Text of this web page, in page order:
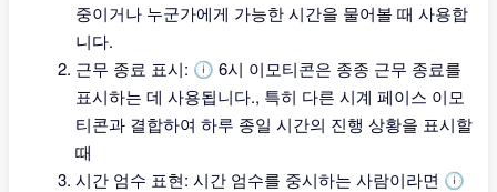
중이거나 누군가에게 가능한 시간을 물어볼 때 사용합
니다.
근무 종료 표시: 🕕 6시 이모티콘은 종종 근무 종료를
표시하는 데 사용됩니다., 특히 다른 시계 페이스 이모
티콘과 결합하여 하루 종일 시간의 진행 상황을 표시할
때
시간 엄수 표현: 시간 엄수를 중시하는 사람이라면 🕕